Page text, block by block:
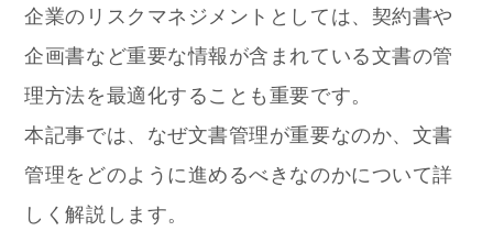
企業のリスクマネジメントとしては、契約書や
企画書など重要な情報が含まれている文書の管
理方法を最適化することも重要です。
本記事では、なぜ文書管理が重要なのか、文書
管理をどのように進めるべきなのかについて詳
しく解説します。